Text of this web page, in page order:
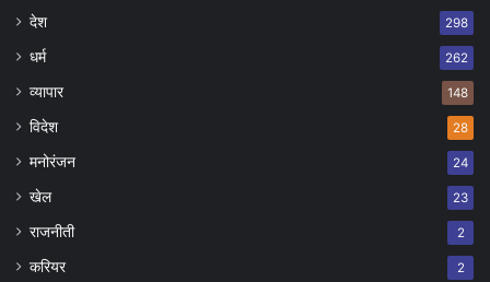
देश 298
धर्म 262
व्यापार 148
विदेश 28
मनोरंजन 24
खेल 23
राजनीती 2
करियर 2